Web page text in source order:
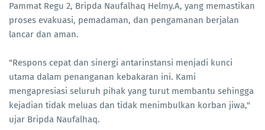
Pammat Regu 2, Bripda Naufalhaq Helmy.A, yang memastikan
proses evakuasi, pemadaman, dan pengamanan berjalan
lancar dan aman.
"Respons cepat dan sinergi antarinstansi menjadi kunci
utama dalam penanganan kebakaran ini. Kami
mengapresiasi seluruh pihak yang turut membantu sehingga
kejadian tidak meluas dan tidak menimbulkan korban jiwa,"
ujar Bripda Naufalhaq.